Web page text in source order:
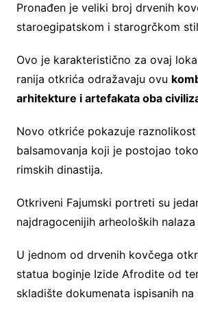
Pronađen je veliki broj drvenih
staroegipatskom i starogrčkom
Ovo je karakteristično za ovaj
ranija otkrića odražavaju ovu
arhitekture i artefakata oba
Novo otkriće pokazuje
balsamovanja koji je postojao
rimskih dinastija.
Otkriveni Fajumski portreti su
najdragocenijih arheoloških
U jednom od drvenih kovčega
statua boginje Izide Afrodite od
skladište dokumenata ispisanih na